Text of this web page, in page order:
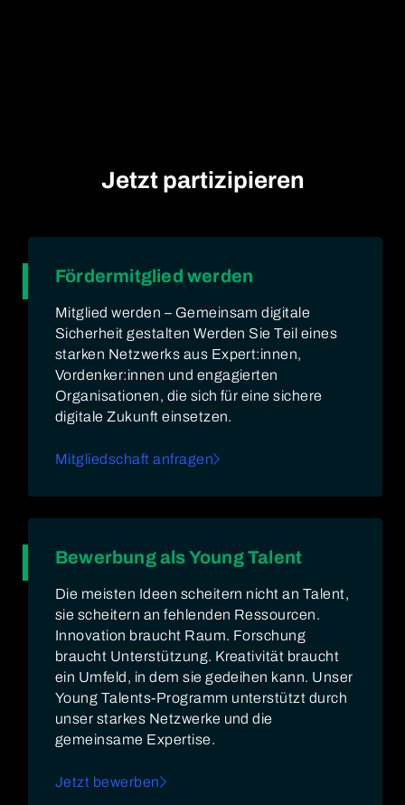
Jetzt partizipieren
Fördermitglied werden
Mitglied werden – Gemeinsam digitale
Sicherheit gestalten Werden Sie Teil eines
starken Netzwerks aus Expert:innen,
Vordenker:innen und engagierten
Organisationen, die sich für eine sichere
digitale Zukunft einsetzen.
Mitgliedschaft anfragen
Bewerbung als Young Talent
Die meisten Ideen scheitern nicht an Talent,
sie scheitern an fehlenden Ressourcen.
Innovation braucht Raum. Forschung
braucht Unterstützung. Kreativität braucht
ein Umfeld, in dem sie gedeihen kann. Unser
Young Talents-Programm unterstützt durch
unser starkes Netzwerke und die
gemeinsame Expertise.
Jetzt bewerben